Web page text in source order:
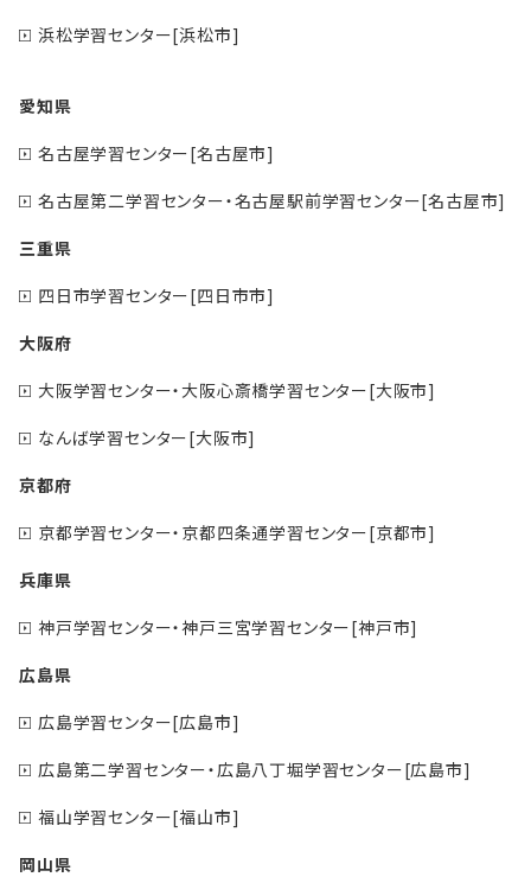
浜松学習センター[浜松市]
愛知県
名古屋学習センター[名古屋市]
名古屋第二学習センター・名古屋駅前学習センター[名古屋市]
三重県
四日市学習センター[四日市市]
大阪府
大阪学習センター・大阪心斎橋学習センター[大阪市]
なんば学習センター[大阪市]
京都府
京都学習センター・京都四条通学習センター[京都市]
兵庫県
神戸学習センター・神戸三宮学習センター[神戸市]
広島県
広島学習センター[広島市]
広島第二学習センター・広島八丁堀学習センター[広島市]
福山学習センター[福山市]
岡山県